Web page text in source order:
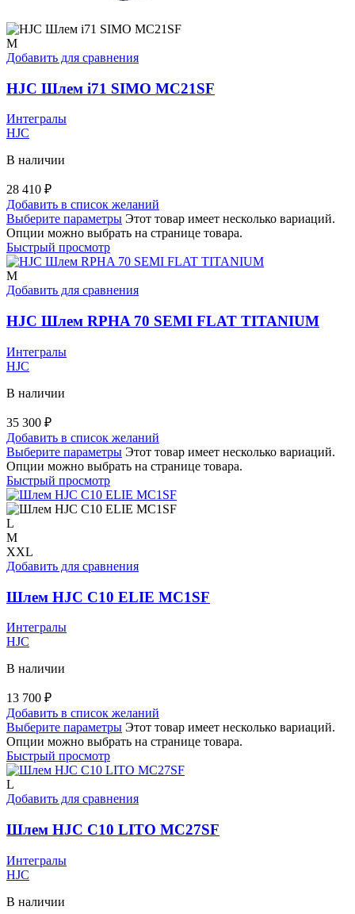
M
Добавить для сравнения
HJC Шлем i71 SIMO MC21SF
Интегралы
HJC
В наличии
28 410 ₽
Добавить в список желаний
Выберите параметры Этот товар имеет несколько вариаций.
Опции можно выбрать на странице товара.
Быстрый просмотр
M
Добавить для сравнения
HJC Шлем RPHA 70 SEMI FLAT TITANIUM
Интегралы
HJC
В наличии
35 300 ₽
Добавить в список желаний
Выберите параметры Этот товар имеет несколько вариаций.
Опции можно выбрать на странице товара.
Быстрый просмотр
L
M
XXL
Добавить для сравнения
Шлем HJC C10 ELIE MC1SF
Интегралы
HJC
В наличии
13 700 ₽
Добавить в список желаний
Выберите параметры Этот товар имеет несколько вариаций.
Опции можно выбрать на странице товара.
Быстрый просмотр
L
Добавить для сравнения
Шлем HJC C10 LITO MC27SF
Интегралы
HJC
В наличии